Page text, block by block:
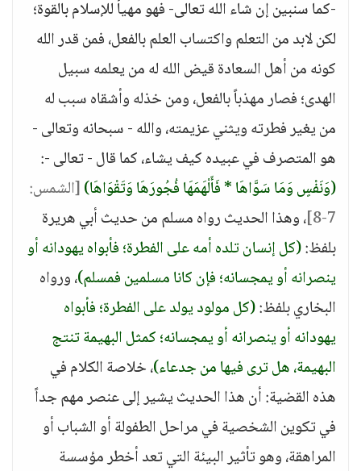
-كما سنبين إن شاء الله تعالى- فهو مهيأ للإسلام بالقوة؛
لكن لابد من التعلم واكتساب العلم بالفعل، فمن قدر الله
كونه من أهل السعادة قيض الله له من يعلمه سبيل
الهدى؛ فصار مهذباً بالفعل، ومن خذله وأشقاه سبب له
من يغير فطرته ويثني عزيمته، والله - سبحانه وتعالى -
هو المتصرف في عبيده كيف يشاء، كما قال - تعالى -:
(وَنَفْسٍ وَمَا سَوَّاهَا * فَأَلْهَمَهَا فُجُورَهَا وَتَقْوَاهَا)[الشمس:
7-8]
، وهذا الحديث رواه مسلم من حديث أبي هريرة
بلفظ:(كل إنسان تلده أمه على الفطرة؛ فأبواه يهودانه أو
ينصرانه أو يمجسانه؛ فإن كانا مسلمين فمسلم)، ورواه
البخاري بلفظ:(كل مولود يولد على الفطرة؛ فأبواه
يهودانه أو ينصرانه أو يمجسانه؛ كمثل البهيمة تنتج
البهيمة، هل ترى فيها من جدعاء)، خلاصة الكلام في
هذه القضية: أن هذا الحديث يشير إلى عنصر مهم جداً
في تكوين الشخصية في مراحل الطفولة أو الشباب أو
المراهقة، وهو تأثير البيئة التي تعد أخطر مؤسسة